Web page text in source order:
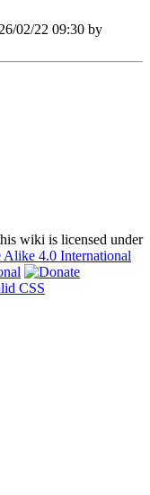
02/22 09:30 by
wiki is licensed under
4.0 International